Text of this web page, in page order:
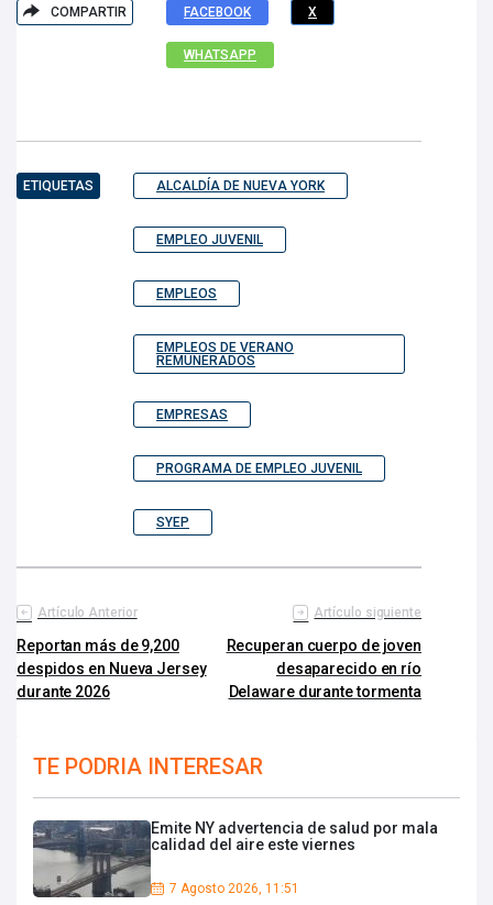
COMPARTIR FACEBOOK X
WHATSAPP
ETIQUETAS ALCALDÍA DE NUEVA YORK
EMPLEO JUVENIL
EMPLEOS
EMPLEOS DE VERANO
REMUNERADOS
EMPRESAS
PROGRAMA DE EMPLEO JUVENIL
SYEP
Artículo Anterior
Reportan más de 9,200
despidos en Nueva Jersey
durante 2026
Artículo siguiente
Recuperan cuerpo de joven
desaparecido en río
Delaware durante tormenta
TE PODRIA INTERESAR
Emite NY advertencia de salud por mala
calidad del aire este viernes
7 Agosto 2026, 11:51